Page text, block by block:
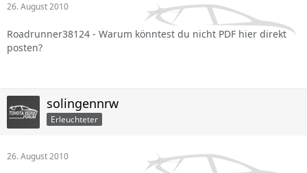
26. August 2010
Roadrunner38124 - Warum könntest du nicht PDF hier direkt
posten?
solingennrw
Erleuchteter
26. August 2010